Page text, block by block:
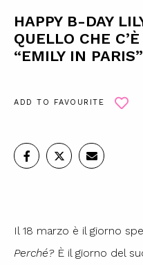
HAPPY B-DAY
QUELLO CHE
“EMILY IN
ADD TO FAVOURITE
Il 18 marzo è il giorno
Perché?È il giorno del